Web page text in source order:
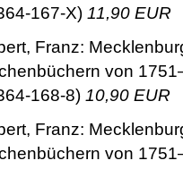
167-X) 11,90 EUR
Franz:
von
168-8) 10,90 EUR
Franz:
von